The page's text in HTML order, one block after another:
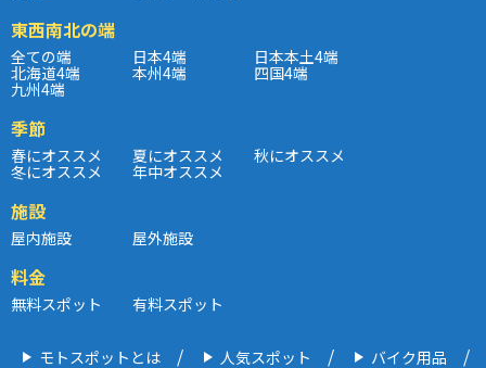
東西南北の端
全ての端 日本4端 日本本土4端
北海道4端 本州4端 四国4端
九州4端
季節
春にオススメ 夏にオススメ 秋にオススメ
冬にオススメ 年中オススメ
施設
屋内施設 屋外施設
料金
無料スポット 有料スポット
モトスポットとは 人気スポット バイク用品